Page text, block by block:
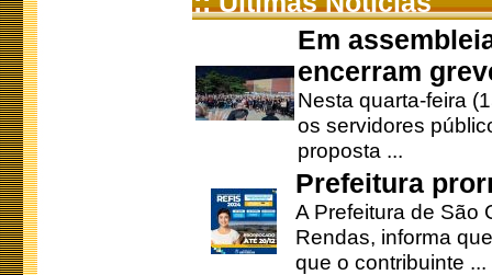
Em
encerram
Nesta quarta-feira
os servidores
proposta ...
Prefeitura
A Prefeitura de São
Rendas, informa
que o contribuinte ...